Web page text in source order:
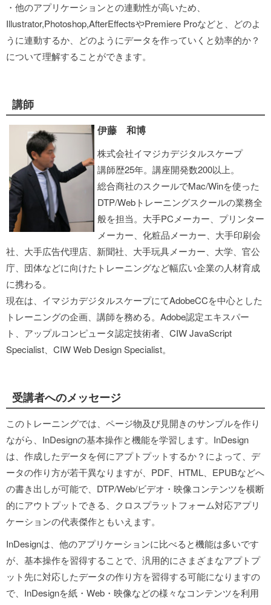
・他のアプリケーションとの連動性が高いため、
Illustrator,Photoshop,AfterEffectsやPremiere Proなどと、どのよ
うに連動するか、どのようにデータを作っていくと効率的か？
について理解することができます。
講師
伊藤 和博
株式会社イマジカデジタルスケープ
講師歴25年。講座開発数200以上。
総合商社のスクールでMac/Winを使った
DTP/Webトレーニングスクールの業務全
般を担当。大手PCメーカー、プリンター
メーカー、化粧品メーカー、大手印刷会
社、大手広告代理店、新聞社、大手玩具メーカー、大学、官公
庁、団体などに向けたトレーニングなど幅広い企業の人材育成
に携わる。
現在は、イマジカデジタルスケープにてAdobeCCを中心とした
トレーニングの企画、講師を務める。Adobe認定エキスパー
ト、アップルコンピュータ認定技術者、CIW JavaScript
Specialist、CIW Web Design Specialist。
受講者へのメッセージ
このトレーニングでは、ページ物及び見開きのサンプルを作り
ながら、InDesignの基本操作と機能を学習します。InDesign
は、作成したデータを何にアプトプットするか？によって、デ
ータの作り方が若干異なりますが、PDF、HTML、EPUBなどへ
の書き出しが可能で、DTP/Web/ビデオ・映像コンテンツを横断
的にアウトプットできる、クロスプラットフォーム対応アプリ
ケーションの代表傑作ともいえます。
InDesignは、他のアプリケーションに比べると機能は多いです
が、基本操作を習得することで、汎用的にさまざまなアプトプ
ット先に対応したデータの作り方を習得する可能になりますの
で、InDesignを紙・Web・映像などの様々なコンテンツを利用